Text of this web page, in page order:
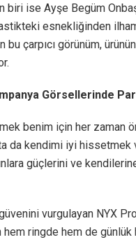
ise Ayşe Begüm
esnekliğinden
çarpıcı görünüm,
Görsellerinde
benim için her zaman
da kendimi iyi hissetmek
güçlerini ve
vurgulayan NYX
hem ringde hem de